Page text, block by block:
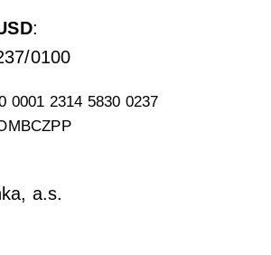
:
0100
0001 2314 5830 0237
a.s.